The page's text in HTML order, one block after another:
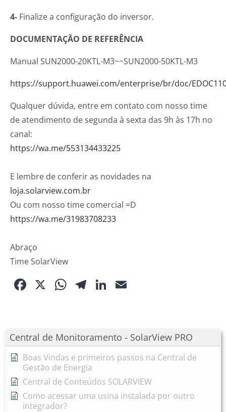
Central de Monitoramento - SolarView PRO
Boas Vindas e primeiros passos na Central de
Gestão de Energia
Central de Conteúdos SOLARVIEW
Como acessar uma usina instalada por outro
integrador?
4- Finalize a configuração do inversor.
DOCUMENTAÇÃO DE REFERÊNCIA
Manual SUN2000-20KTL-M3~~SUN2000-50KTL-M3
https://support.huawei.com/enterprise/br/doc/
Qualquer dúvida, entre em contato com nosso time
de atendimento de segunda à sexta das 9h às 17h no
canal:
https://wa.me/553134433225
E lembre de conferir as novidades na
loja.solarview.com.br
Ou com nosso time comercial =D
https://wa.me/31983708233
Abraço
Time SolarView
Facebook
X WhatsApp
Telegram
LinkedIn